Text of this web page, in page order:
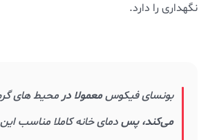
نگهداری را دارد.
بونسای فیکوسمعمولا درمحیط های
می‌کند، پسدمای خانه کاملا مناسب